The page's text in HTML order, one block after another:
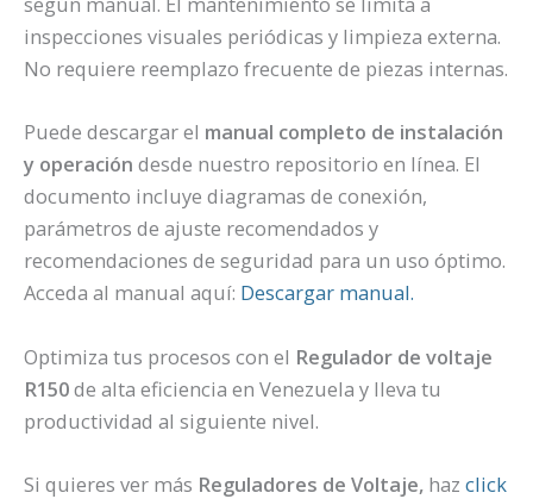
inspecciones visuales periódicas y limpieza externa.
No requiere reemplazo frecuente de piezas internas.
Puede descargar el manual completo de instalación
y operación desde nuestro repositorio en línea. El
documento incluye diagramas de conexión,
parámetros de ajuste recomendados y
recomendaciones de seguridad para un uso óptimo.
Acceda al manual aquí: Descargar manual.
Optimiza tus procesos con el Regulador de voltaje
R150de alta eficiencia en Venezuela y lleva tu
productividad al siguiente nivel.
Si quieres ver más Reguladores de Voltaje, haz click